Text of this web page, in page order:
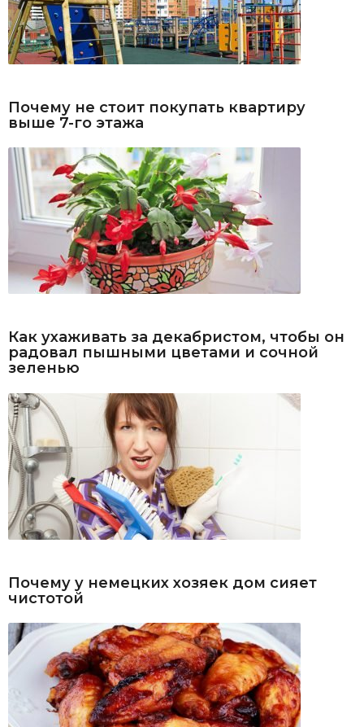
Почему не стоит покупать квартиру
выше 7-го этажа
Как ухаживать за декабристом, чтобы он
радовал пышными цветами и сочной
зеленью
Почему у немецких хозяек дом сияет
чистотой